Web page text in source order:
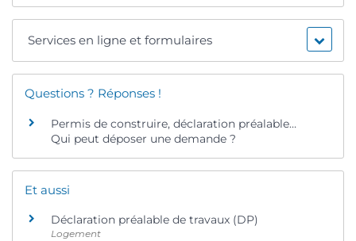
Services en ligne et formulaires
Questions ? Réponses !
Permis de construire, déclaration préalable…
Qui peut déposer une demande ?
Et aussi
Déclaration préalable de travaux (DP)
Logement